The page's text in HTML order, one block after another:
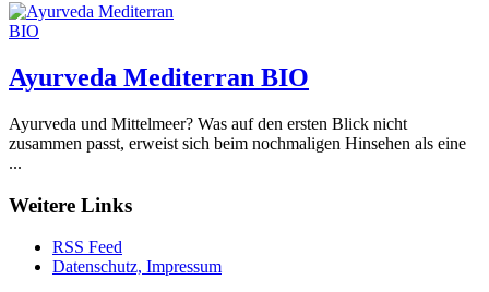
Ayurveda Mediterran BIO
Ayurveda und Mittelmeer? Was auf den ersten Blick nicht
zusammen passt, erweist sich beim nochmaligen Hinsehen als eine
...
Weitere Links
RSS Feed
Datenschutz, Impressum